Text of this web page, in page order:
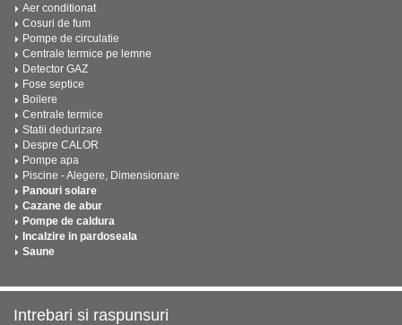
Aer conditionat
Cosuri de fum
Pompe de circulatie
Centrale termice pe lemne
Detector GAZ
Fose septice
Boilere
Centrale termice
Statii dedurizare
Despre CALOR
Pompe apa
Piscine - Alegere, Dimensionare
Panouri solare
Cazane de abur
Pompe de caldura
Incalzire in pardoseala
Saune
Intrebari si raspunsuri